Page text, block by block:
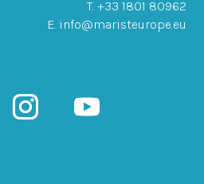
T. +33 1801 80962
E. info@maristeurope.eu